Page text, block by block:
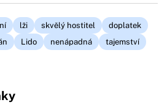
lži skvělý hostitel
doplatek
Lido nenápadná
tajemství